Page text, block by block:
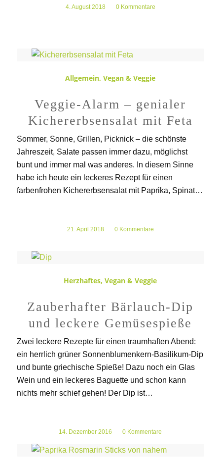
4. August 2018
/ 0 Kommentare
Allgemein,Vegan & Veggie
Veggie-Alarm – genialer
Kichererbsensalat mit Feta
Sommer, Sonne, Grillen, Picknick – die schönste
Jahreszeit, Salate passen immer dazu, möglichst
bunt und immer mal was anderes. In diesem Sinne
habe ich heute ein leckeres Rezept für einen
farbenfrohen Kichererbsensalat mit Paprika, Spinat…
21. April 2018
/ 0 Kommentare
Herzhaftes,Vegan & Veggie
Zauberhafter Bärlauch-Dip
und leckere Gemüsespieße
Zwei leckere Rezepte für einen traumhaften Abend:
ein herrlich grüner Sonnenblumenkern-Basilikum-Dip
und bunte griechische Spieße! Dazu noch ein Glas
Wein und ein leckeres Baguette und schon kann
nichts mehr schief gehen! Der Dip ist…
14. Dezember 2016
/ 0 Kommentare